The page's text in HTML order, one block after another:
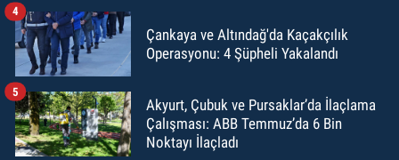
Çankaya ve Altındağ'da Kaçakçılık
Operasyonu: 4 Şüpheli Yakalandı
4
Akyurt, Çubuk ve Pursaklar’da İlaçlama
Çalışması: ABB Temmuz’da 6 Bin
Noktayı İlaçladı
5